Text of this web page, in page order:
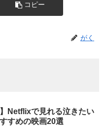
コピー
がく
】Netflixで見れる泣きたい
すめの映画20選